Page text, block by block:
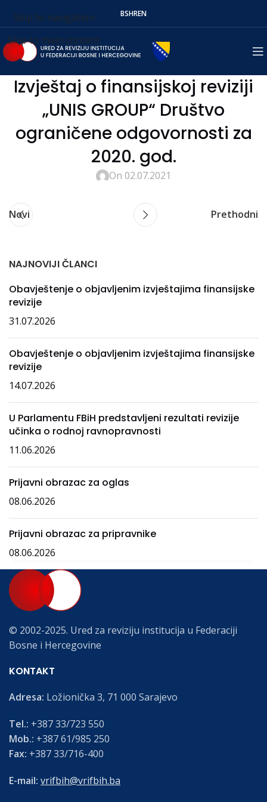
Skip to navigation
Skip to main content
BSHREN
Izvještaj o finansijskoj reviziji
„UNIS GROUP“ Društvo
ograničene odgovornosti za
2020. god.
On 02.07.2021
Novi Prethodni
NAJNOVIJI ČLANCI
Obavještenje o objavljenim izvještajima finansijske
revizije
31.07.2026
Obavještenje o objavljenim izvještajima finansijske
revizije
14.07.2026
U Parlamentu FBiH predstavljeni rezultati revizije
učinka o rodnoj ravnopravnosti
11.06.2026
Prijavni obrazac za oglas
08.06.2026
Prijavni obrazac za pripravnike
08.06.2026
© 2002-2025. Ured za reviziju institucija u Federaciji
Bosne i Hercegovine
KONTAKT
Adresa: Ložionička 3, 71 000 Sarajevo
Tel.: +387 33/723 550
Mob.: +387 61/985 250
Fax: +387 33/716-400
E-mail: vrifbih@vrifbih.ba